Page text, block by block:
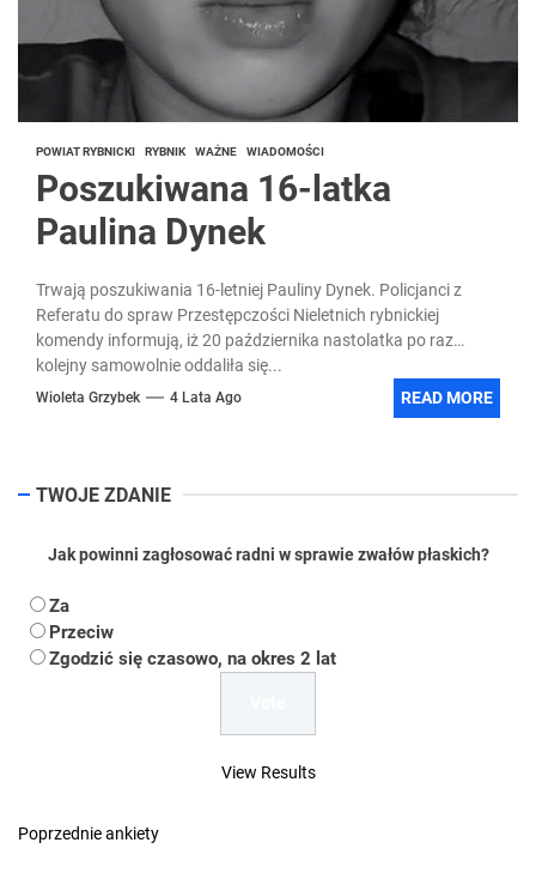
POWIAT RYBNICKI RYBNIK WAŻNE WIADOMOŚCI
Poszukiwana 16-latka
Paulina Dynek
Trwają poszukiwania 16-letniej Pauliny Dynek. Policjanci z
Referatu do spraw Przestępczości Nieletnich rybnickiej
komendy informują, iż 20 października nastolatka po raz
kolejny samowolnie oddaliła się...
Wioleta Grzybek 4 Lata Ago READ MORE
TWOJE ZDANIE
Jak powinni zagłosować radni w sprawie zwałów płaskich?
Za
Przeciw
Zgodzić się czasowo, na okres 2 lat
View Results
Poprzednie ankiety